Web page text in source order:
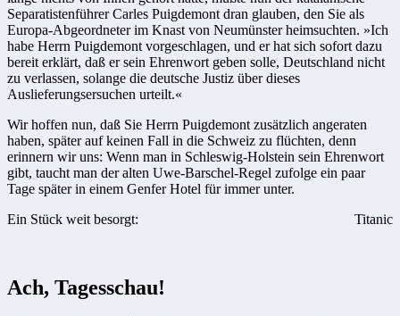
Separatistenführer Carles Puigdemont dran glauben, den Sie als
Europa-Abgeordneter im Knast von Neumünster heimsuchten. »Ich
habe Herrn Puigdemont vorgeschlagen, und er hat sich sofort dazu
bereit erklärt, daß er sein Ehrenwort geben solle, Deutschland nicht
zu verlassen, solange die deutsche Justiz über dieses
Auslieferungsersuchen urteilt.«
Wir hoffen nun, daß Sie Herrn Puigdemont zusätzlich angeraten
haben, später auf keinen Fall in die Schweiz zu flüchten, denn
erinnern wir uns: Wenn man in Schleswig-Holstein sein Ehrenwort
gibt, taucht man der alten Uwe-Barschel-Regel zufolge ein paar
Tage später in einem Genfer Hotel für immer unter.
Ein Stück weit besorgt:
Titanic
Ach, Tagesschau!